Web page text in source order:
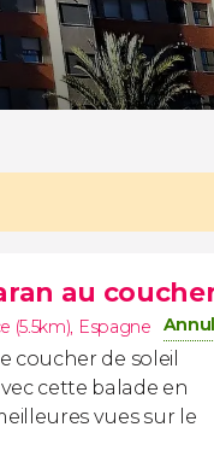
au
(5.5km), Espagne
coucher de soleil
cette balade en
vues sur le